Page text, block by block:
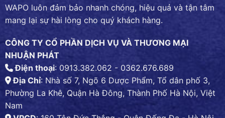
WAPO luôn đảm bảo nhanh chóng, hiệu quả và tận tâm
mang lại sự hài lòng cho quý khách hàng.
CÔNG TY CỔ PHẦN DỊCH VỤ VÀ THƯƠNG MẠI
NHUẬN PHÁT
Điện thoại: 0913.382.062 - 0362.676.689
Địa Chỉ: Nhà số 7, Ngõ 6 Dược Phẩm, Tổ dân phố 3,
Phường La Khê, Quận Hà Đông, Thành Phố Hà Nội, Việt
Nam